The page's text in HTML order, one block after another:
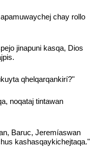
chay rollo
jinapuni kasqa, Dios
qhelqarqankirí?"
noqataj tintawan
Baruc, Jeremíaswan
kashasqaykichejtaqa."